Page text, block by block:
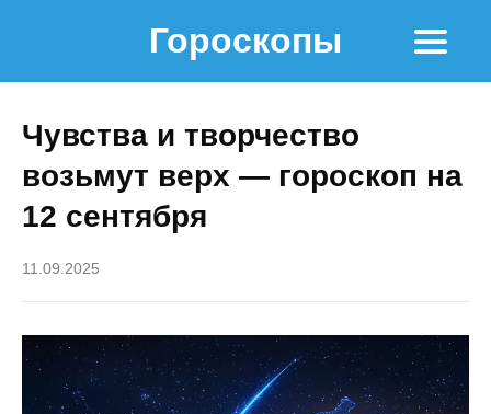
Гороскопы
Чувства и творчество
возьмут верх — гороскоп на
12 сентября
11.09.2025